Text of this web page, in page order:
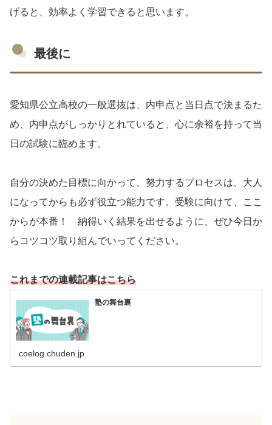
げると、効率よく学習できると思います。
最後に
愛知県公立高校の一般選抜は、内申点と当日点で決まるた
め、内申点がしっかりとれていると、心に余裕を持って当
日の試験に臨めます。
自分の決めた目標に向かって、努力するプロセスは、大人
になってからも必ず役立つ能力です。受験に向けて、ここ
からが本番！ 納得いく結果を出せるように、ぜひ今日か
らコツコツ取り組んでいってください。
これまでの連載記事はこちら
塾の舞台裏
coelog.chuden.jp